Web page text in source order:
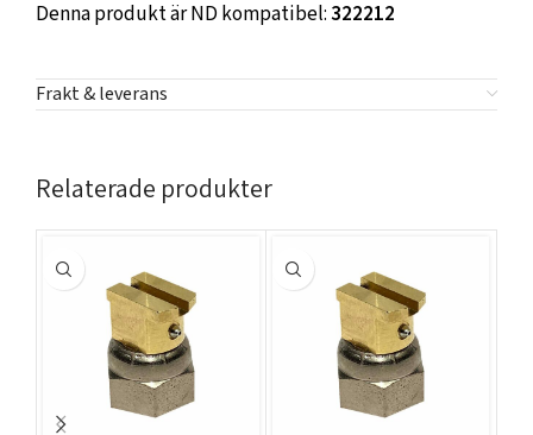
Denna produkt är ND kompatibel:322212
Frakt & leverans
Relaterade produkter